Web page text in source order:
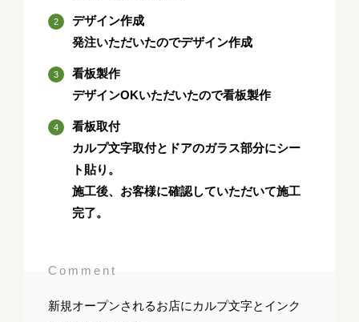
デザイン作成
発注いただいたのでデザイン作成
看板製作
デザインOKいただいたので看板製作
看板取付
カルプ文字取付とドアのガラス部分にシー
ト貼り。
施工後、お客様に確認していただいて施工
完了。
Comment
新規オープンされるお店にカルプ文字とインク